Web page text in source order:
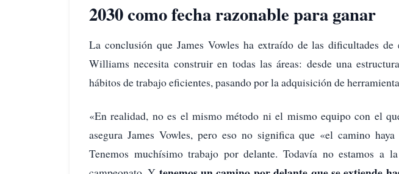
2030 como fecha razonable para ganar
La conclusión que James Vowles ha extraído de las dificultades de
Williams necesita construir en todas las áreas: desde una
hábitos de trabajo eficientes, pasando por la adquisición de
«En realidad, no es el mismo método ni el mismo equipo con el
asegura James Vowles, pero eso no significa que «el camino haya
Tenemos muchísimo trabajo por delante. Todavía no estamos a